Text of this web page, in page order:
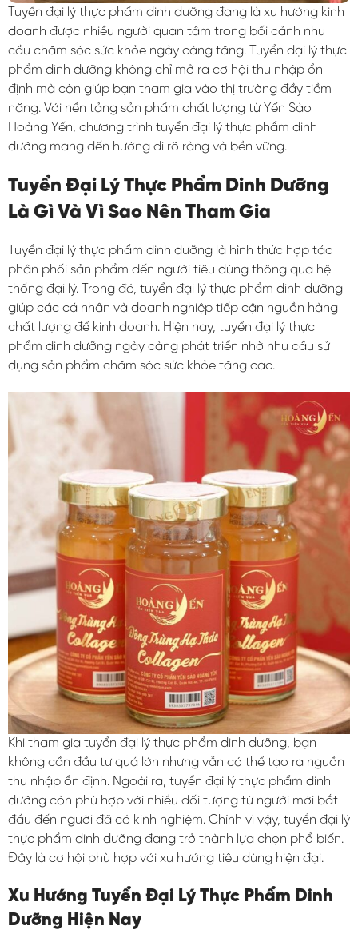
Tuyển đại lý thực phẩm dinh dưỡng đang là xu hướng kinh
doanh được nhiều người quan tâm trong bối cảnh nhu
cầu chăm sóc sức khỏe ngày càng tăng. Tuyển đại lý thực
phẩm dinh dưỡng không chỉ mở ra cơ hội thu nhập ổn
định mà còn giúp bạn tham gia vào thị trường đầy tiềm
năng. Với nền tảng sản phẩm chất lượng từ Yến Sào
Hoàng Yến, chương trình tuyển đại lý thực phẩm dinh
dưỡng mang đến hướng đi rõ ràng và bền vững.
Tuyển Đại Lý Thực Phẩm Dinh Dưỡng
Là Gì Và Vì Sao Nên Tham Gia
Tuyển đại lý thực phẩm dinh dưỡng là hình thức hợp tác
phân phối sản phẩm đến người tiêu dùng thông qua hệ
thống đại lý. Trong đó, tuyển đại lý thực phẩm dinh dưỡng
giúp các cá nhân và doanh nghiệp tiếp cận nguồn hàng
chất lượng để kinh doanh. Hiện nay, tuyển đại lý thực
phẩm dinh dưỡng ngày càng phát triển nhờ nhu cầu sử
dụng sản phẩm chăm sóc sức khỏe tăng cao.
Khi tham gia tuyển đại lý thực phẩm dinh dưỡng, bạn
không cần đầu tư quá lớn nhưng vẫn có thể tạo ra nguồn
thu nhập ổn định. Ngoài ra, tuyển đại lý thực phẩm dinh
dưỡng còn phù hợp với nhiều đối tượng từ người mới bắt
đầu đến người đã có kinh nghiệm. Chính vì vậy, tuyển đại lý
thực phẩm dinh dưỡng đang trở thành lựa chọn phổ biến.
Đây là cơ hội phù hợp với xu hướng tiêu dùng hiện đại.
Xu Hướng Tuyển Đại Lý Thực Phẩm Dinh
Dưỡng Hiện Nay